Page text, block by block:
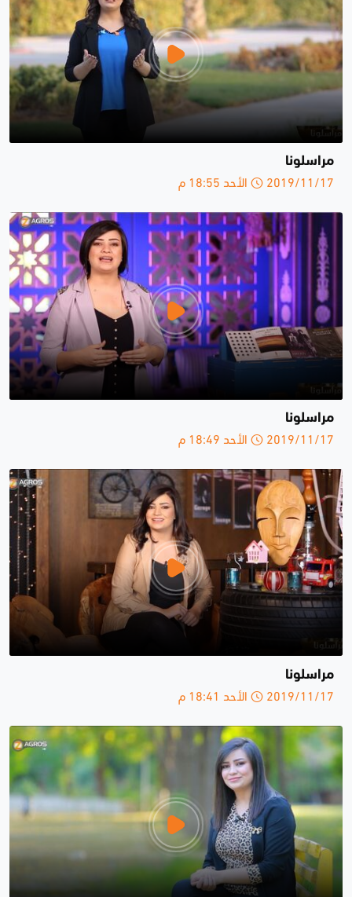
مراسلونا
2019/11/17 الأحد 18:55 م
مراسلونا
2019/11/17 الأحد 18:49 م
مراسلونا
2019/11/17 الأحد 18:41 م